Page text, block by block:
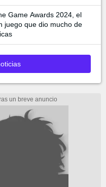
Game Awards 2024, el
juego que dio mucho de